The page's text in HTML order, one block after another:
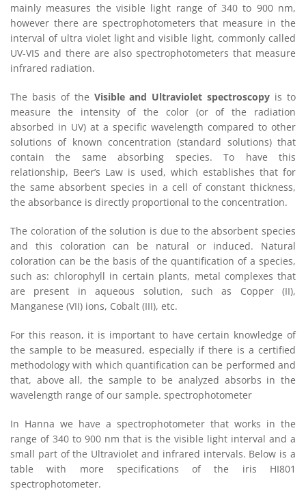
mainly measures the visible light range of 340 to 900 nm,
however there are spectrophotometers that measure in the
interval of ultra violet light and visible light, commonly called
UV-VIS and there are also spectrophotometers that measure
infrared radiation.
The basis of the Visible and Ultraviolet spectroscopy is to
measure the intensity of the color (or of the radiation
absorbed in UV) at a specific wavelength compared to other
solutions of known concentration (standard solutions) that
contain the same absorbing species. To have this
relationship, Beer’s Law is used, which establishes that for
the same absorbent species in a cell of constant thickness,
the absorbance is directly proportional to the concentration.
The coloration of the solution is due to the absorbent species
and this coloration can be natural or induced. Natural
coloration can be the basis of the quantification of a species,
such as: chlorophyll in certain plants, metal complexes that
are present in aqueous solution, such as Copper (II),
Manganese (VII) ions, Cobalt (III), etc.
For this reason, it is important to have certain knowledge of
the sample to be measured, especially if there is a certified
methodology with which quantification can be performed and
that, above all, the sample to be analyzed absorbs in the
wavelength range of our sample. spectrophotometer
In Hanna we have a spectrophotometer that works in the
range of 340 to 900 nm that is the visible light interval and a
small part of the Ultraviolet and infrared intervals. Below is a
table with more specifications of the iris HI801
spectrophotometer.